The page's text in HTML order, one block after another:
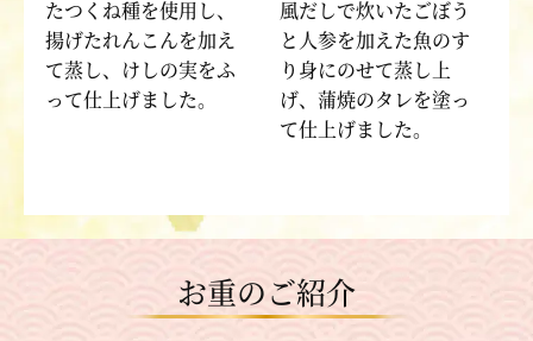
たつくね種を使用し、
揚げたれんこんを加え
て蒸し、けしの実をふ
って仕上げました。
風だしで炊いたごぼう
と人参を加えた魚のす
り身にのせて蒸し上
げ、蒲焼のタレを塗っ
て仕上げました。
お重のご紹介